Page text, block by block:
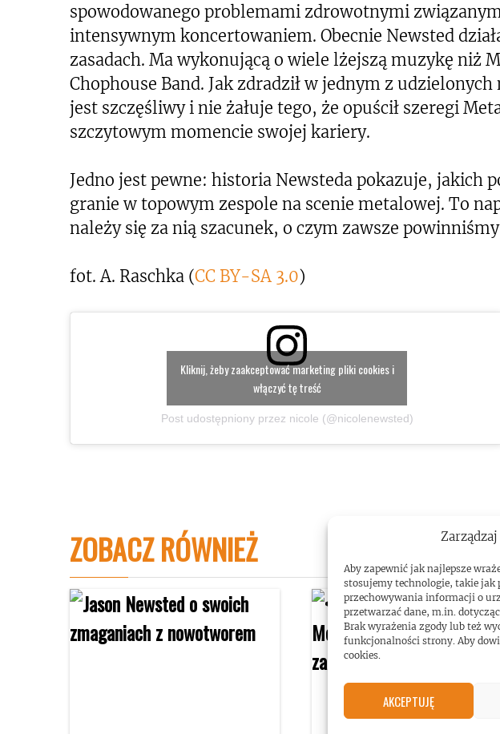
Aby zapewnić jak najlepsze
stosujemy technologie, takie jak
przechowywania informacji o
przetwarzać dane, m.in.
Brak wyrażenia zgody lub też
funkcjonalności strony. Aby
cookies.
AKCEPTUJĘ
spowodowanego problemami zdrowotnymi
intensywnym koncertowaniem. Obecnie Newsted
zasadach. Ma wykonującą o wiele lżejszą muzykę niż
Chophouse Band. Jak zdradził w jednym z
jest szczęśliwy i nie żałuje tego, że opuścił szeregi
szczytowym momencie swojej kariery.
Jedno jest pewne: historia Newsteda pokazuje, jakich
granie w topowym zespole na scenie metalowej. To
należy się za nią szacunek, o czym zawsze
fot. A. Raschka (CC BY-SA 3.0)
Post udostępniony przez nicole (@nicolenewsted)
Kliknij, żeby zaakceptować marketing pliki cookies i
włączyć tę treść
ZOBACZ RÓWNIEŻ